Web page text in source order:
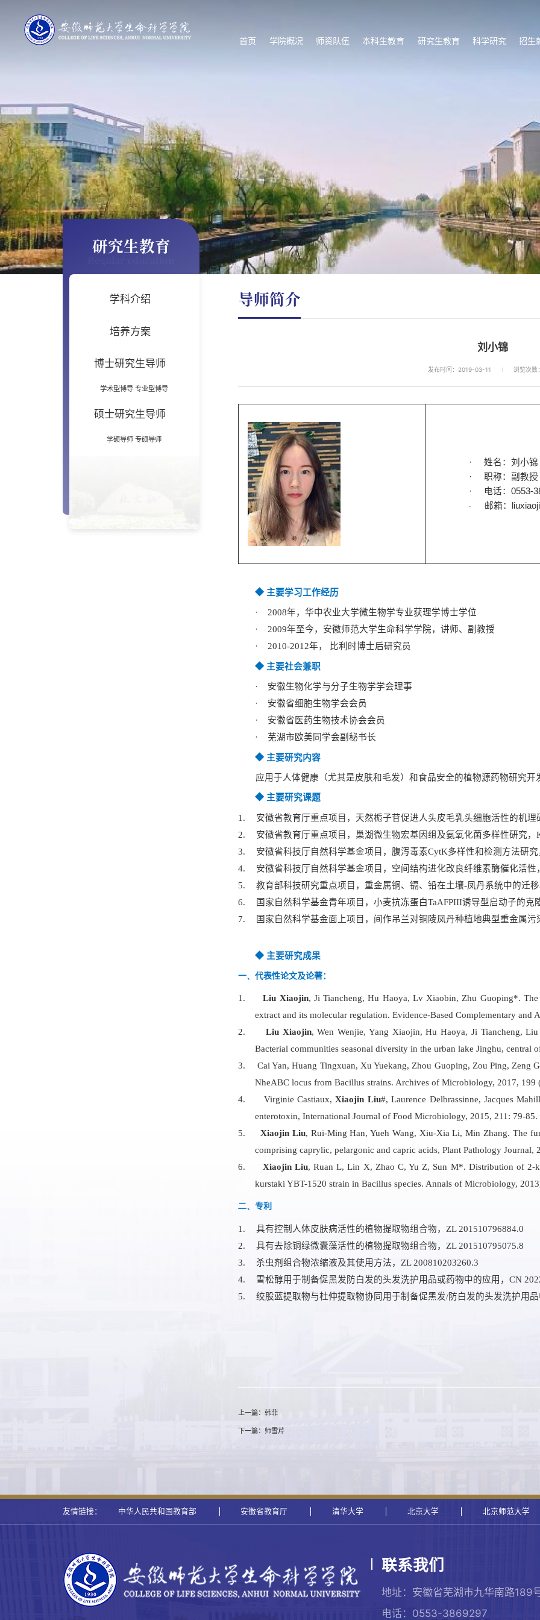
首页 学院概况 师资队伍 本科生教育 研究生教育 科学研究 招生
研究生教育
学科介绍
培养方案
博士研究生导师
学术型博导 专业型博导
硕士研究生导师
学硕导师 专硕导师
导师简介
刘小锦
发布时间：2019-03-11 浏览次数
·
姓名：刘小锦
·
职称：副教授
·
电话：0553-
· 邮箱：
◆ 主要学习工作经历
· 2008年，华中农业大学微生物学专业获理学博士学位
·
2009年至今，安徽师范大学生命科学学院，讲师、副教授
·
2010-2012年， 比利时博士后研究员
◆ 主要社会兼职
·
安徽生物化学与分子生物学学会理事
·
安徽省细胞生物学会会员
·
安徽省医药生物技术协会会员
·
芜湖市欧美同学会副秘书长
◆ 主要研究内容
应用于人体健康（尤其是皮肤和毛发）和食品安全的植物源药物研究开
◆ 主要研究课题
1.
安徽省教育厅重点项目，天然栀子苷促进人头皮毛乳头细胞活性的机理
2.
安徽省教育厅重点项目，巢湖微生物宏基因组及氨氧化菌多样性研究，
3.
安徽省科技厅自然科学基金项目，腹泻毒素CytK多样性和检测方法研究
4.
安徽省科技厅自然科学基金项目，空间结构进化改良纤维素酶催化活性
5.
教育部科技研究重点项目，重金属铜、镉、铅在土壤-凤丹系统中的迁
6.
国家自然科学基金青年项目，小麦抗冻蛋白TaAFPIII诱导型启动子的克
7.
国家自然科学基金面上项目，间作吊兰对铜陵凤丹种植地典型重金属
◆ 主要研究成果
一、代表性论文及论著：
1. Liu Xiaojin, Ji Tiancheng, Hu Haoya, Lv Xiaobin, Zhu Guoping*.
extract and its molecular regulation. Evidence-Based Complementary
2.
Liu Xiaojin, Wen Wenjie, Yang Xiaojin, Hu Haoya, Ji Tiancheng,
Bacterial communities seasonal diversity in the urban lake Jinghu, central
3.
Cai Yan, Huang Tingxuan, Xu Yuekang, Zhou Guoping, Zou Ping, Zeng
NheABC locus fromBacillus strains. Archives of Microbiology, 2017,
4.
Virginie Castiaux,Xiaojin Liu#, Laurence Delbrassinne, Jacques
enterotoxin, International Journal of Food Microbiology, 2015, 211: 79-
5.
Xiaojin Liu, Rui-Ming Han, Yueh Wang, Xiu-Xia Li, Min Zhang. The
comprising caprylic, pelargonic and capric acids, Plant Pathology Journal,
6.
Xiaojin Liu, Ruan L, Lin X, Zhao C, Yu Z, Sun M*. Distribution of
kurstaki YBT-1520 strain inBacillus species. Annals of Microbiology,
二、专利
1. 具有控制人体皮肤病活性的植物提取物组合物， ZL 201510796884.0
2.
具有去除铜绿微囊藻活性的植物提取物组合物， ZL 201510795075.8
3.
杀虫剂组合物浓缩液及其使用方法， ZL 200810203260.3
4.
雪松醇用于制备促黑发防白发的头发洗护用品或药物中的应用，CN
5.
绞股蓝提取物与杜仲提取物协同用于制备促黑发/防白发的头发洗护用
上一篇：韩菲
下一篇：师雪芹
友情链接： 中华人民共和国教育部 安徽省教育厅 清华大学 北京大学 北京师范大学
联系我们
地址：安徽省芜湖市九华南路189
电话：0553-3869297